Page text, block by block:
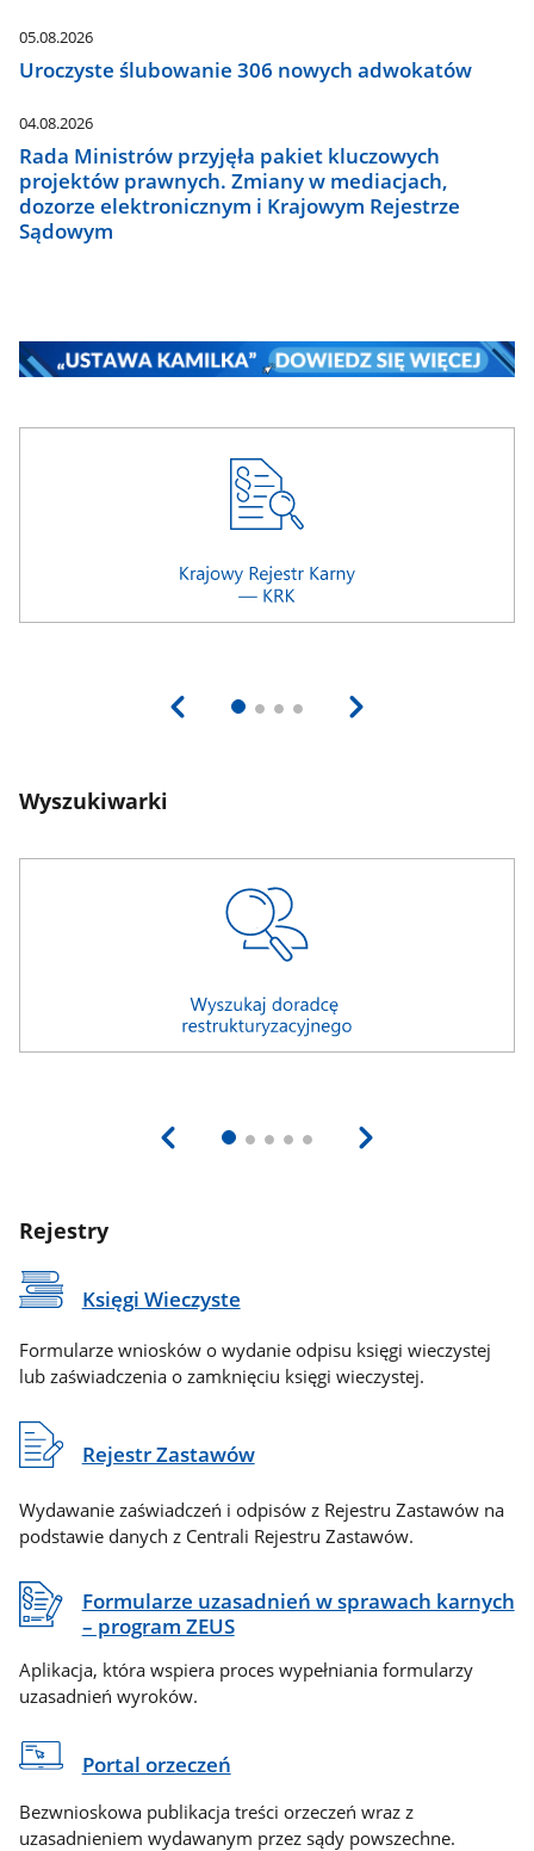
05.08.2026
Uroczyste ślubowanie 306 nowych adwokatów
04.08.2026
Rada Ministrów przyjęła pakiet kluczowych
projektów prawnych. Zmiany w mediacjach,
dozorze elektronicznym i Krajowym Rejestrze
Sądowym
Wyszukiwarki
Rejestry
Księgi Wieczyste
Formularze wniosków o wydanie odpisu księgi wieczystej
lub zaświadczenia o zamknięciu księgi wieczystej.
Rejestr Zastawów
Wydawanie zaświadczeń i odpisów z Rejestru Zastawów na
podstawie danych z Centrali Rejestru Zastawów.
Formularze uzasadnień w sprawach karnych
– program ZEUS
Aplikacja, która wspiera proces wypełniania formularzy
uzasadnień wyroków.
Portal orzeczeń
Bezwnioskowa publikacja treści orzeczeń wraz z
uzasadnieniem wydawanym przez sądy powszechne.